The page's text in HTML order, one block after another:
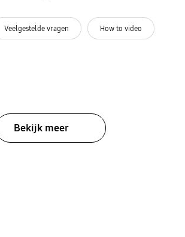
Veelgestelde vragen How to video
Bekijk meer